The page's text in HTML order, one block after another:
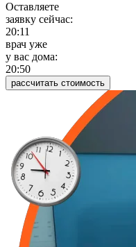
Оставляете
заявку сейчас:
20:11
врач уже
у вас дома:
20:50
рассчитать стоимость